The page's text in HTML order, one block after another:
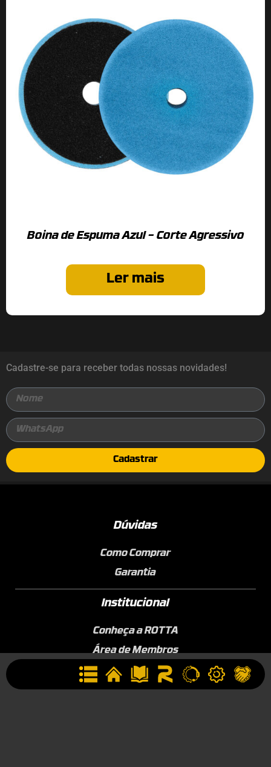
Boina de Espuma Azul – Corte Agressivo
Ler mais
Cadastre-se para receber todas nossas novidades!
Cadastrar
Dúvidas
Como Comprar
Garantia
Institucional
Conheça a ROTTA
Área de Membros
Sobre a Empresa